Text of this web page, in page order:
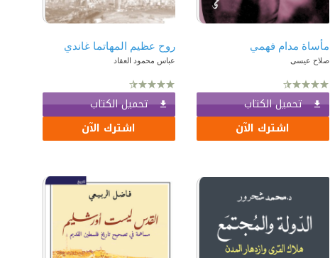
مأساة مدام فهمي
صلاح عيسى
تحميل الكتاب
اشترك الآن
روح عظيم المهاتما غاندي
عباس محمود العقاد
تحميل الكتاب
اشترك الآن